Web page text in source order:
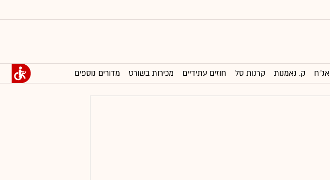
אג"ח ק. נאמנות קרנות סל חוזים עתידיים מכירות בשורט מדורים נוספים